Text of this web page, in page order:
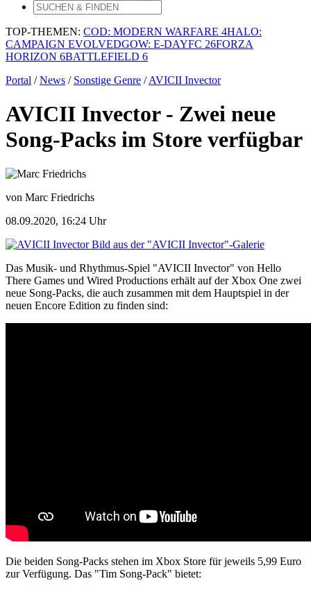
TOP-THEMEN: COD: MODERN WARFARE 4HALO:
CAMPAIGN EVOLVEDGOW: E-DAYFC 26FORZA
HORIZON 6BATTLEFIELD 6
Portal /News / Sonstige Genre /AVICII Invector
AVICII Invector - Zwei neue
Song-Packs im Store verfügbar
von Marc Friedrichs
08.09.2020, 16:24 Uhr
Bild aus der "AVICII Invector"-Galerie
Das Musik- und Rhythmus-Spiel "AVICII Invector" von Hello
There Games und Wired Productions erhält auf der Xbox One zwei
neue Song-Packs, die auch zusammen mit dem Hauptspiel in der
neuen Encore Edition zu finden sind:
Die beiden Song-Packs stehen im Xbox Store für jeweils 5,99 Euro
zur Verfügung. Das "Tim Song-Pack" bietet: